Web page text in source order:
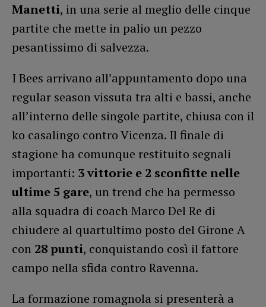
Manetti, in una serie al meglio delle cinque
partite che mette in palio un pezzo
pesantissimo di salvezza.
I Bees arrivano all’appuntamento dopo una
regular season vissuta tra alti e bassi, anche
all’interno delle singole partite, chiusa con il
ko casalingo contro Vicenza. Il finale di
stagione ha comunque restituito segnali
importanti: 3 vittorie e 2 sconfitte nelle
ultime 5 gare, un trend che ha permesso
alla squadra di coach Marco Del Re di
chiudere al quartultimo posto del Girone A
con 28 punti, conquistando così il fattore
campo nella sfida contro Ravenna.
La formazione romagnola si presenterà a